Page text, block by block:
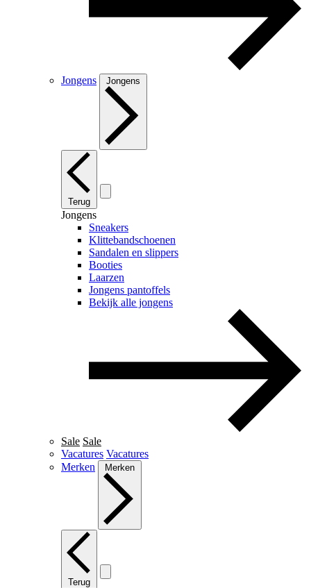
Jongens Jongens
Terug
Jongens
Sneakers
Klittebandschoenen
Sandalen en slippers
Booties
Laarzen
Jongens pantoffels
Bekijk alle jongens
Sale Sale
Vacatures Vacatures
Merken
Merken
Terug